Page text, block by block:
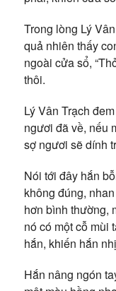
Trong lòng Lý
quả nhiên thấy
ngoài cửa sổ,
thôi.
Lý Vân Trạch
ngươi đã về, nếu
sợ ngươi sẽ dính
Nói tới đây hắn
không đúng,
hơn bình thường,
nó có một cỗ mùi
hắn, khiến hắn
Hắn nâng ngón